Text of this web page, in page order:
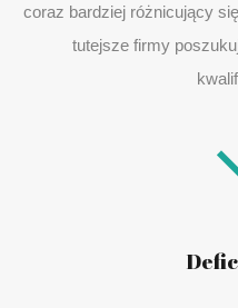
coraz bardziej różnicujący
tutejsze firmy